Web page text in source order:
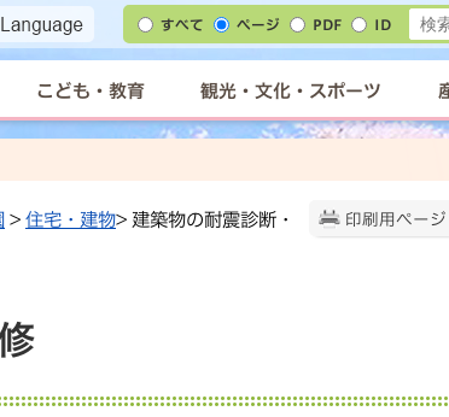
すべて ページ PDF ID
こども・教育 観光・文化・スポーツ
印刷用ページ
> 住宅・建物> 建築物の耐震診断・